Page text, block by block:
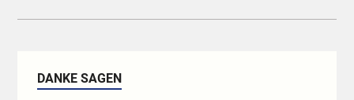
DANKE SAGEN